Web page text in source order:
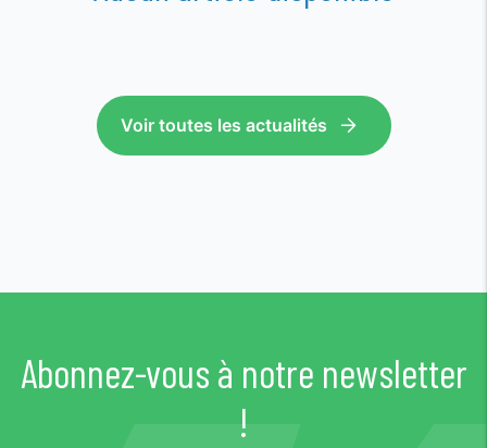
Voir toutes les actualités
Abonnez-vous à notre newsletter
!